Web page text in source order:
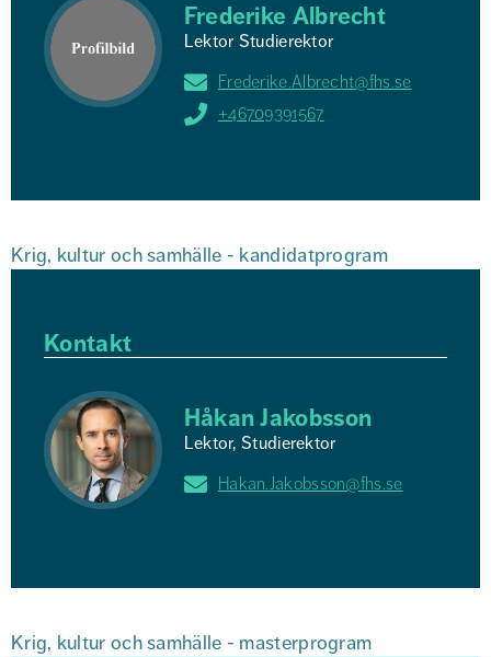
Frederike Albrecht
Lektor Studierektor
Frederike.Albrecht@fhs.se
+46709391567
Krig, kultur och samhälle - kandidatprogram
Kontakt
Håkan Jakobsson
Lektor, Studierektor
Hakan.Jakobsson@fhs.se
Krig, kultur och samhälle - masterprogram